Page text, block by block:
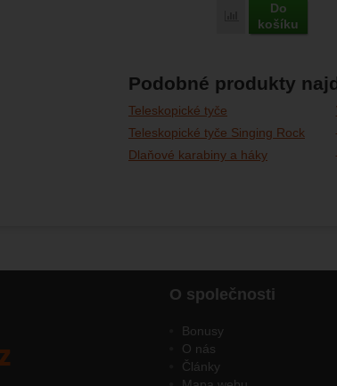
Porovnat
Do
košíku
Podobné produkty
Teleskopické tyče
Teleskopické tyče Singing Rock
Dlaňové karabiny a háky
O společnosti
Bonusy
O nás
Články